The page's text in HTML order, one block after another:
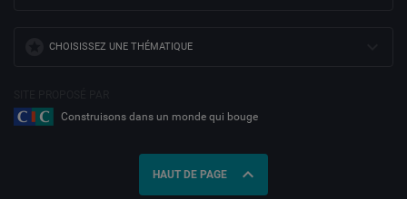
CHOISISSEZ UNE THÉMATIQUE
Construisons dans un monde qui bouge
HAUT DE PAGE expand_less